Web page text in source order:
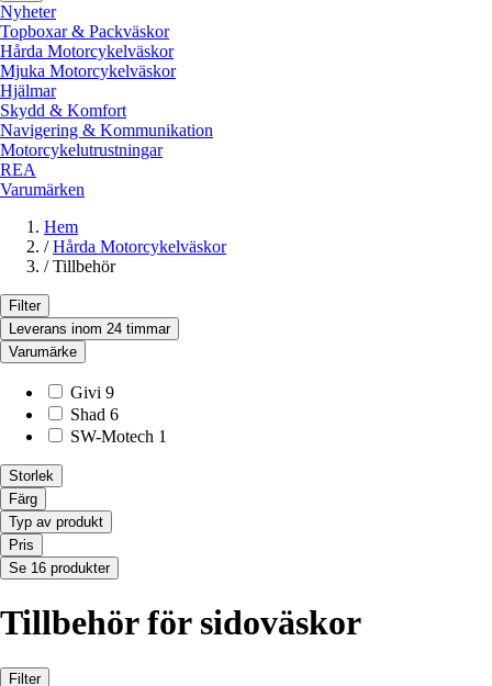
Nyheter
Topboxar & Packväskor
Hårda Motorcykelväskor
Mjuka Motorcykelväskor
Hjälmar
Skydd & Komfort
Navigering & Kommunikation
Motorcykelutrustningar
REA
Varumärken
Hem
/ Hårda Motorcykelväskor
/ Tillbehör
Filter
Leverans inom 24 timmar
Varumärke
Givi 9
Shad 6
SW-Motech 1
Storlek
Färg
Typ av produkt
Pris
Se 16 produkter
Tillbehör för sidoväskor
Filter